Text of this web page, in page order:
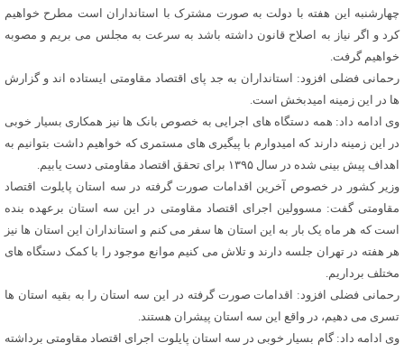
چهارشنبه این هفته با دولت به صورت مشترک با استانداران است مطرح خواهیم
کرد و اگر نیاز به اصلاح قانون داشته باشد به سرعت به مجلس می بریم و مصوبه
خواهیم گرفت.
رحمانی فضلی افزود: استانداران به جد پای اقتصاد مقاومتی ایستاده اند و گزارش
ها در این زمینه امیدبخش است.
وی ادامه داد: همه دستگاه های اجرایی به خصوص بانک ها نیز همکاری بسیار خوبی
در این زمینه دارند که امیدوارم با پیگیری های مستمری که خواهیم داشت بتوانیم به
اهداف پیش بینی شده در سال ۱۳۹۵ برای تحقق اقتصاد مقاومتی دست یابیم.
وزیر کشور در خصوص آخرین اقدامات صورت گرفته در سه استان پایلوت اقتصاد
مقاومتی گفت: مسوولین اجرای اقتصاد مقاومتی در این سه استان برعهده بنده
است که هر ماه یک بار به این استان ها سفر می کنم و استانداران این استان ها نیز
هر هفته در تهران جلسه دارند و تلاش می کنیم موانع موجود را با کمک دستگاه های
مختلف برداریم.
رحمانی فضلی افزود: اقدامات صورت گرفته در این سه استان را به بقیه استان ها
تسری می دهیم، در واقع این سه استان پیشران هستند.
وی ادامه داد: گام بسیار خوبی در سه استان پایلوت اجرای اقتصاد مقاومتی برداشته